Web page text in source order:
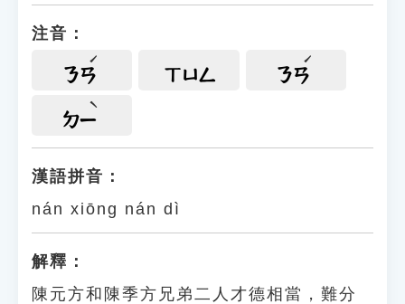
注音：
ㄋㄢ ㄒㄩㄥ ㄋㄢ
ㄉㄧ
漢語拼音：
nán xiōng nán dì
解釋：
陳元方和陳季方兄弟二人才德相當，難分